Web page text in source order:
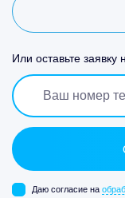
Или оставьте заявку
Даю согласие на